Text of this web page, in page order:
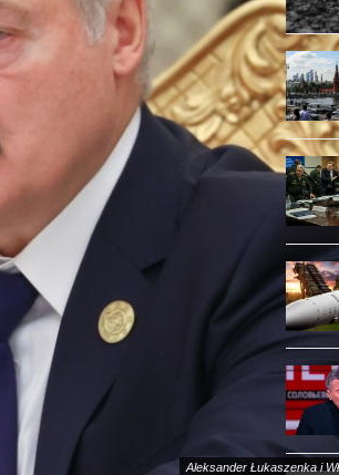
Aleksander Łukaszenka i